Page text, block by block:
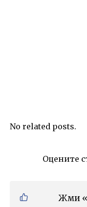
No related posts.
Оцените
Жми